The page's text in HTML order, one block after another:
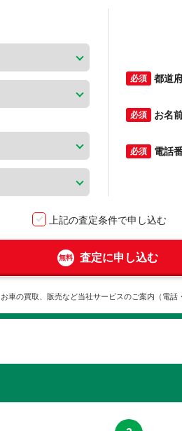
都道
お名
電話
上記の査定条件で申し込む
査定に申し込む
車の買取、販売など当社サービスのご案内（電話